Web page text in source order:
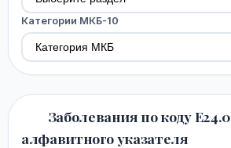
Категории МКБ-10
Заболевания по коду
алфавитного указателя